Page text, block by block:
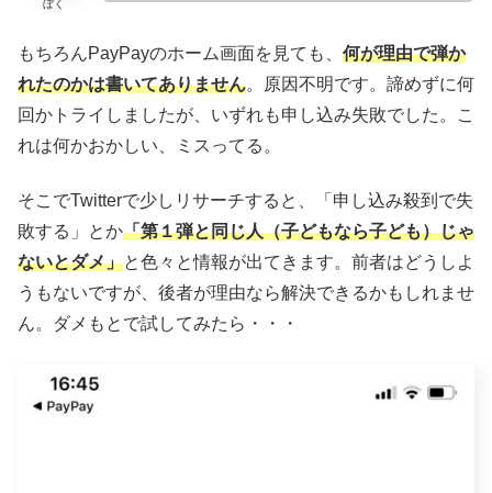
ぼく
もちろんPayPayのホーム画面を見ても、 何が理由で弾か
れたのかは書いてありません。原因不明です。諦めずに何
回かトライしましたが、いずれも申し込み失敗でした。こ
れは何かおかしい、ミスってる。
そこでTwitterで少しリサーチすると、「申し込み殺到で失
敗する」とか「第１弾と同じ人（子どもなら子ども）じゃ
ないとダメ」と色々と情報が出てきます。前者はどうしよ
うもないですが、後者が理由なら解決できるかもしれませ
ん。ダメもとで試してみたら・・・